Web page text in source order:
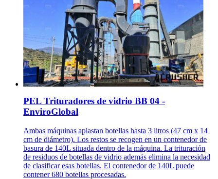
PEL Trituradores de vidrio BB 04 -
EnviroGlobal
Ambas máquinas aplastan botellas hasta 3 litros (47 cm x 14
cm de diámetro). Los restos se recogen en un contenedor de
basura de 140L situada dentro de la máquina. La trituración
de residuos de botellas de vidrio además elimina la necesidad
de clasificar esas botellas. El contenedor de 140L puede
contener 680 botellas procesadas.